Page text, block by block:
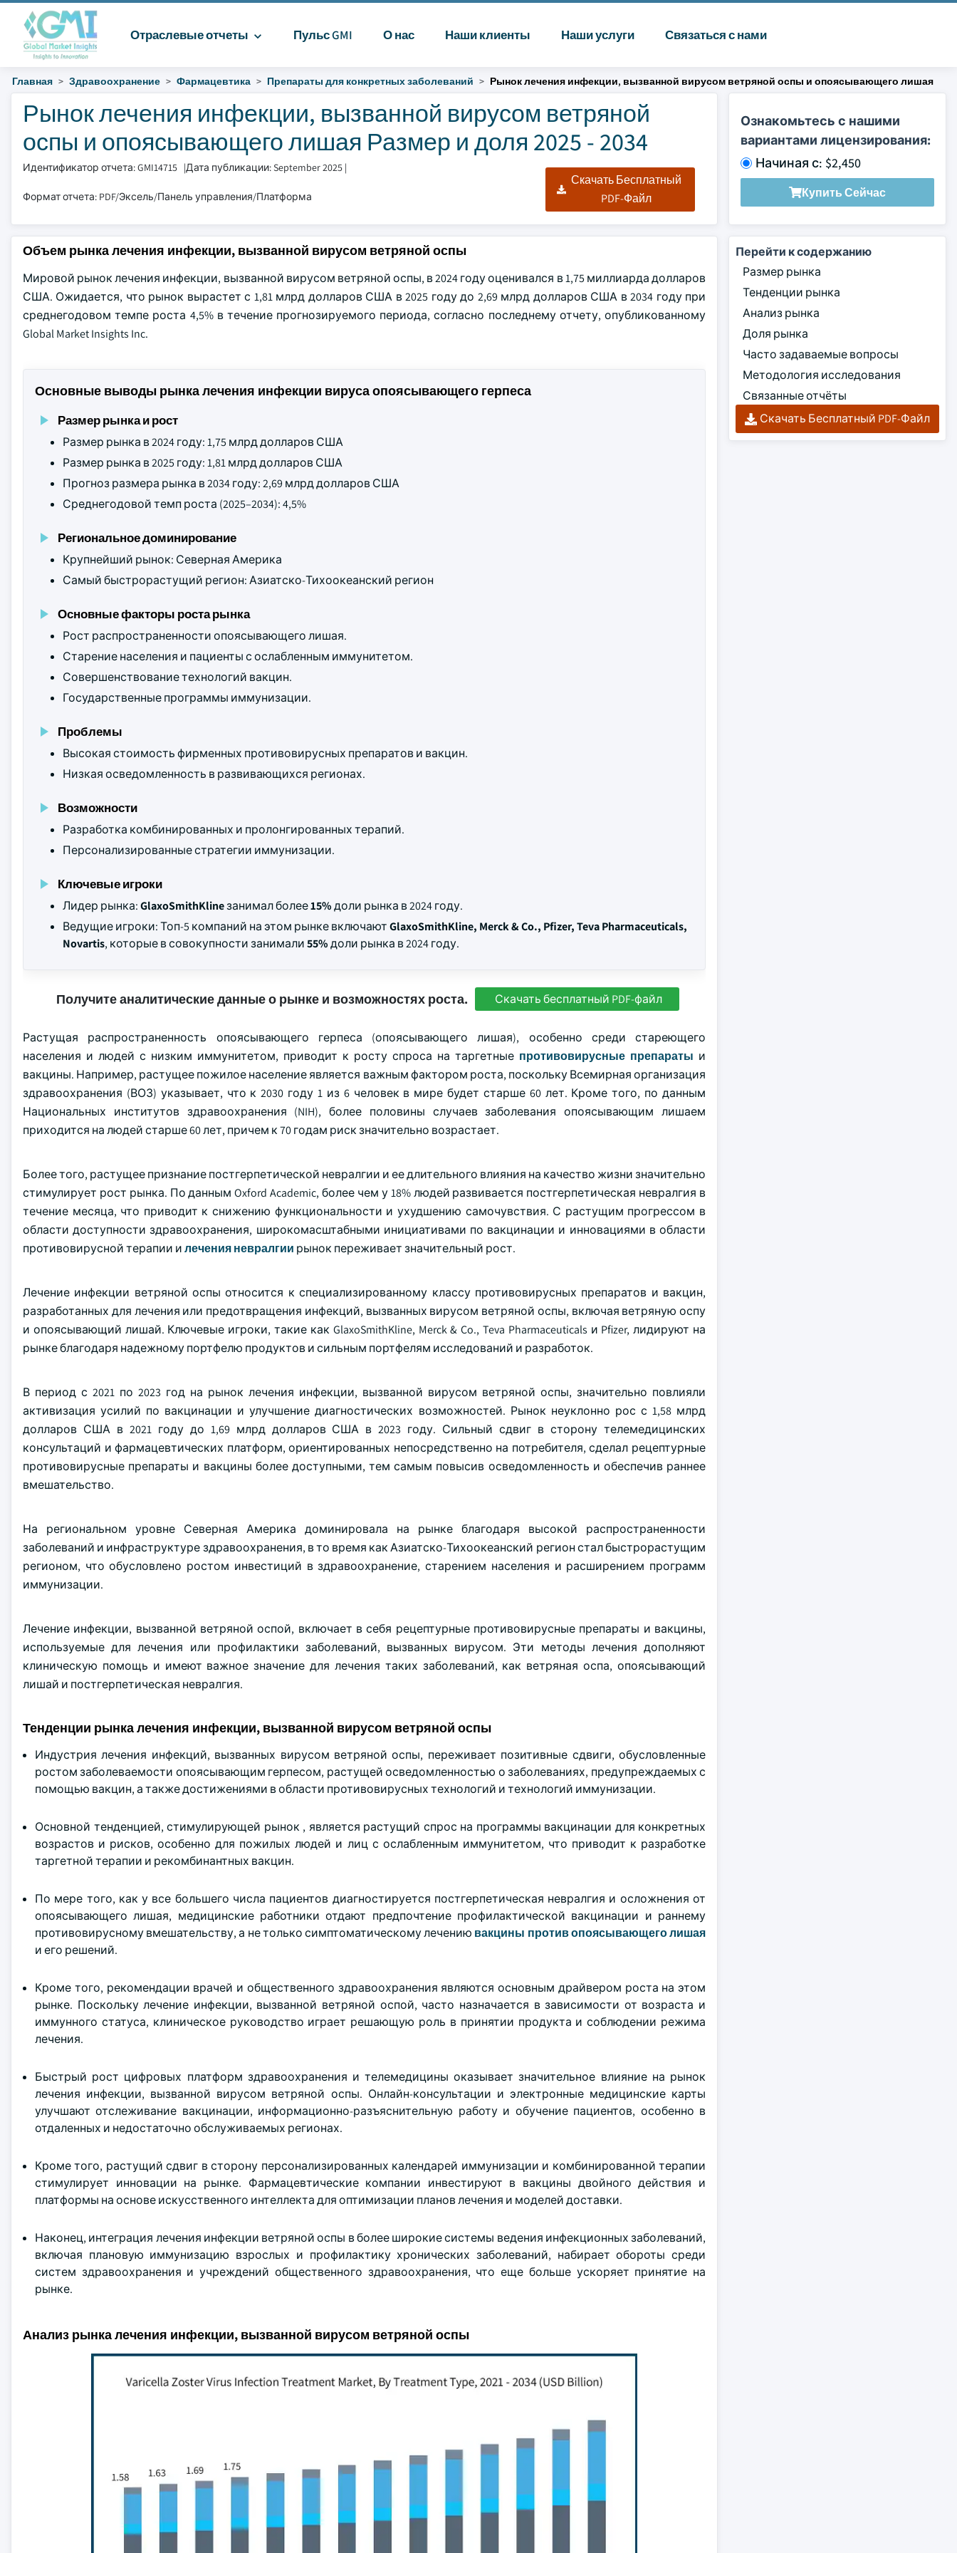
Отраслевые отчеты Пульс GMI О нас Наши клиенты Наши услуги Связаться с нами
Главная Здравоохранение Фармацевтика Препараты для конкретных заболеваний Рынок лечения инфекции, вызванной вирусом ветряной оспы и опоясывающего лишая
Рынок лечения инфекции, вызванной вирусом ветряной
оспы и опоясывающего лишая Размер и доля 2025 - 2034
Идентификатор отчета: GMI14715 |Дата публикации: September 2025 |
Формат отчета: PDF/Эксель/Панель управления/Платформа
Скачать Бесплатный
PDF-Файл
Ознакомьтесь с нашими
вариантами лицензирования:
Начиная с: $2,450
Купить Сейчас
Объем рынка лечения инфекции, вызванной вирусом ветряной оспы
Мировой рынок лечения инфекции, вызванной вирусом ветряной оспы, в 2024 году оценивался в 1,75 миллиарда долларов
США. Ожидается, что рынок вырастет с 1,81 млрд долларов США в 2025 году до 2,69 млрд долларов США в 2034 году при
среднегодовом темпе роста 4,5% в течение прогнозируемого периода, согласно последнему отчету, опубликованному
Global Market Insights Inc.
Основные выводы рынка лечения инфекции вируса опоясывающего герпеса
Размер рынка и рост
Размер рынка в 2024 году: 1,75 млрд долларов США
Размер рынка в 2025 году: 1,81 млрд долларов США
Прогноз размера рынка в 2034 году: 2,69 млрд долларов США
Среднегодовой темп роста (2025–2034): 4,5%
Региональное доминирование
Крупнейший рынок: Северная Америка
Самый быстрорастущий регион: Азиатско-Тихоокеанский регион
Основные факторы роста рынка
Рост распространенности опоясывающего лишая.
Старение населения и пациенты с ослабленным иммунитетом.
Совершенствование технологий вакцин.
Государственные программы иммунизации.
Проблемы
Высокая стоимость фирменных противовирусных препаратов и вакцин.
Низкая осведомленность в развивающихся регионах.
Возможности
Разработка комбинированных и пролонгированных терапий.
Персонализированные стратегии иммунизации.
Ключевые игроки
Лидер рынка:GlaxoSmithKlineзанимал более15%доли рынка в 2024 году.
Ведущие игроки: Топ-5 компаний на этом рынке включаютGlaxoSmithKline, Merck & Co., Pfizer, Teva Pharmaceuticals,
Novartis, которые в совокупности занимали55%доли рынка в 2024 году.
Получите аналитические данные о рынке и возможностях роста. Скачать бесплатный PDF-файл
Растущая распространенность опоясывающего герпеса (опоясывающего лишая), особенно среди стареющего
населения и людей с низким иммунитетом, приводит к росту спроса на таргетные противовирусные препараты и
вакцины. Например, растущее пожилое население является важным фактором роста, поскольку Всемирная организация
здравоохранения (ВОЗ) указывает, что к 2030 году 1 из 6 человек в мире будет старше 60 лет. Кроме того, по данным
Национальных институтов здравоохранения (NIH), более половины случаев заболевания опоясывающим лишаем
приходится на людей старше 60 лет, причем к 70 годам риск значительно возрастает.
Более того, растущее признание постгерпетической невралгии и ее длительного влияния на качество жизни значительно
стимулирует рост рынка. По данным Oxford Academic, более чем у 18% людей развивается постгерпетическая невралгия в
течение месяца, что приводит к снижению функциональности и ухудшению самочувствия. С растущим прогрессом в
области доступности здравоохранения, широкомасштабными инициативами по вакцинации и инновациями в области
противовирусной терапии илечения невралгии рынок переживает значительный рост.
Лечение инфекции ветряной оспы относится к специализированному классу противовирусных препаратов и вакцин,
разработанных для лечения или предотвращения инфекций, вызванных вирусом ветряной оспы, включая ветряную оспу
и опоясывающий лишай. Ключевые игроки, такие как GlaxoSmithKline, Merck & Co., Teva Pharmaceuticals и Pfizer, лидируют на
рынке благодаря надежному портфелю продуктов и сильным портфелям исследований и разработок.
В период с 2021 по 2023 год на рынок лечения инфекции, вызванной вирусом ветряной оспы, значительно повлияли
активизация усилий по вакцинации и улучшение диагностических возможностей. Рынок неуклонно рос с 1,58 млрд
долларов США в 2021 году до 1,69 млрд долларов США в 2023 году. Сильный сдвиг в сторону телемедицинских
консультаций и фармацевтических платформ, ориентированных непосредственно на потребителя, сделал рецептурные
противовирусные препараты и вакцины более доступными, тем самым повысив осведомленность и обеспечив раннее
вмешательство.
На региональном уровне Северная Америка доминировала на рынке благодаря высокой распространенности
заболеваний и инфраструктуре здравоохранения, в то время как Азиатско-Тихоокеанский регион стал быстрорастущим
регионом, что обусловлено ростом инвестиций в здравоохранение, старением населения и расширением программ
иммунизации.
Лечение инфекции, вызванной ветряной оспой, включает в себя рецептурные противовирусные препараты и вакцины,
используемые для лечения или профилактики заболеваний, вызванных вирусом. Эти методы лечения дополняют
клиническую помощь и имеют важное значение для лечения таких заболеваний, как ветряная оспа, опоясывающий
лишай и постгерпетическая невралгия.
Тенденции рынка лечения инфекции, вызванной вирусом ветряной оспы
Индустрия лечения инфекций, вызванных вирусом ветряной оспы, переживает позитивные сдвиги, обусловленные
ростом заболеваемости опоясывающим герпесом, растущей осведомленностью о заболеваниях, предупреждаемых с
помощью вакцин, а также достижениями в области противовирусных технологий и технологий иммунизации.
Основной тенденцией, стимулирующей рынок , является растущий спрос на программы вакцинации для конкретных
возрастов и рисков, особенно для пожилых людей и лиц с ослабленным иммунитетом, что приводит к разработке
таргетной терапии и рекомбинантных вакцин.
По мере того, как у все большего числа пациентов диагностируется постгерпетическая невралгия и осложнения от
опоясывающего лишая, медицинские работники отдают предпочтение профилактической вакцинации и раннему
противовирусному вмешательству, а не только симптоматическому лечению вакцины против опоясывающего лишая
и его решений.
Кроме того, рекомендации врачей и общественного здравоохранения являются основным драйвером роста на этом
рынке. Поскольку лечение инфекции, вызванной ветряной оспой, часто назначается в зависимости от возраста и
иммунного статуса, клиническое руководство играет решающую роль в принятии продукта и соблюдении режима
лечения.
Быстрый рост цифровых платформ здравоохранения и телемедицины оказывает значительное влияние на рынок
лечения инфекции, вызванной вирусом ветряной оспы. Онлайн-консультации и электронные медицинские карты
улучшают отслеживание вакцинации, информационно-разъяснительную работу и обучение пациентов, особенно в
отдаленных и недостаточно обслуживаемых регионах.
Кроме того, растущий сдвиг в сторону персонализированных календарей иммунизации и комбинированной терапии
стимулирует инновации на рынке. Фармацевтические компании инвестируют в вакцины двойного действия и
платформы на основе искусственного интеллекта для оптимизации планов лечения и моделей доставки.
Наконец, интеграция лечения инфекции ветряной оспы в более широкие системы ведения инфекционных заболеваний,
включая плановую иммунизацию взрослых и профилактику хронических заболеваний, набирает обороты среди
систем здравоохранения и учреждений общественного здравоохранения, что еще больше ускоряет принятие на
рынке.
Анализ рынка лечения инфекции, вызванной вирусом ветряной оспы
Перейти к содержанию
Размер рынка
Тенденции рынка
Анализ рынка
Доля рынка
Часто задаваемые вопросы
Методология исследования
Связанные отчёты
Скачать Бесплатный PDF-Файл